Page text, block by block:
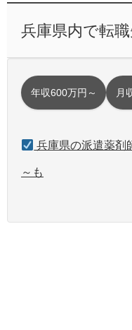
兵庫県内で転
年収600万円～ 月
兵庫県の派遣薬剤
～も